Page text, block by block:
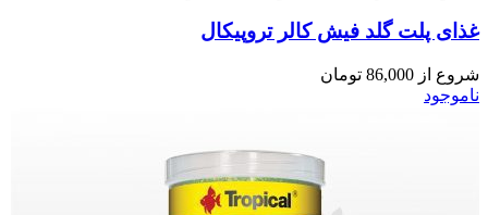
غذای پلت گلد فیش کالر تروپیکال
شروع از 86,000 تومان
ناموجود